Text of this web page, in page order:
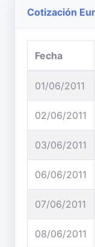
Cotización
Fecha
01/06/2011
02/06/2011
03/06/2011
06/06/2011
07/06/2011
08/06/2011